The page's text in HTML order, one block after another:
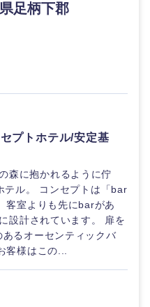
足柄下郡
プトホテル/安定基
森に抱かれるように佇
テル。 コンセプトは「bar
客室よりも先にbarがあ
設計されています。 扉を
るオーセンティックバ
客様はこの...